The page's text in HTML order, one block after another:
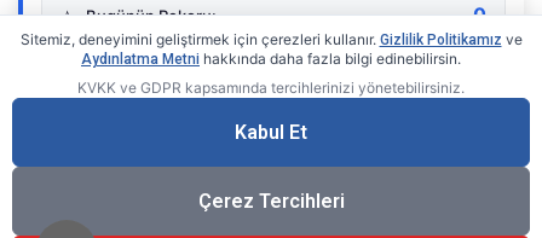
⭐ Bugünün Rekoru: 0
Gerçek zamanlı sayaç
Sitemiz, deneyimini geliştirmek için çerezleri kullanır. Gizlilik Politikamız ve
Aydınlatma Metni hakkında daha fazla bilgi edinebilirsin.
KVKK ve GDPR kapsamında tercihlerinizi yönetebilirsiniz.
Kabul Et
Çerez Tercihleri